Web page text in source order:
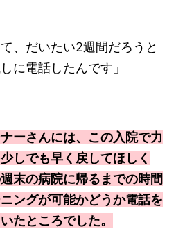
、だいたい2週間だろうと
に電話したんです」
ーさんには、この入院で力
しでも早く戻してほしく
末の病院に帰るまでの時間
ングが可能かどうか電話を
たところでした。